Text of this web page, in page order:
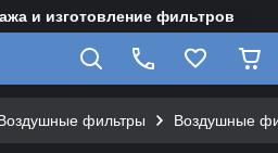
и изготовление фильтров
фильтры Воздушные